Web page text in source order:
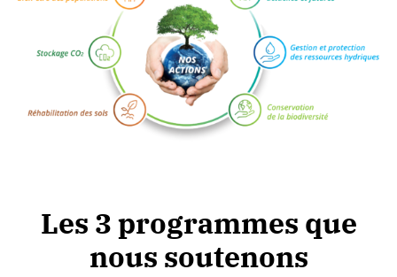
Les 3 programmes que
nous soutenons